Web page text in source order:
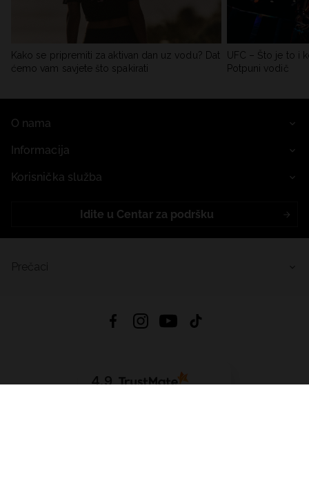
Kako se pripremiti za aktivan dan uz vodu? Dat
ćemo vam savjete što spakirati
UFC – Što je to i
Potpuni vodič
O nama
Informacija
Korisnička služba
Idite u Centar za podršku
4.9